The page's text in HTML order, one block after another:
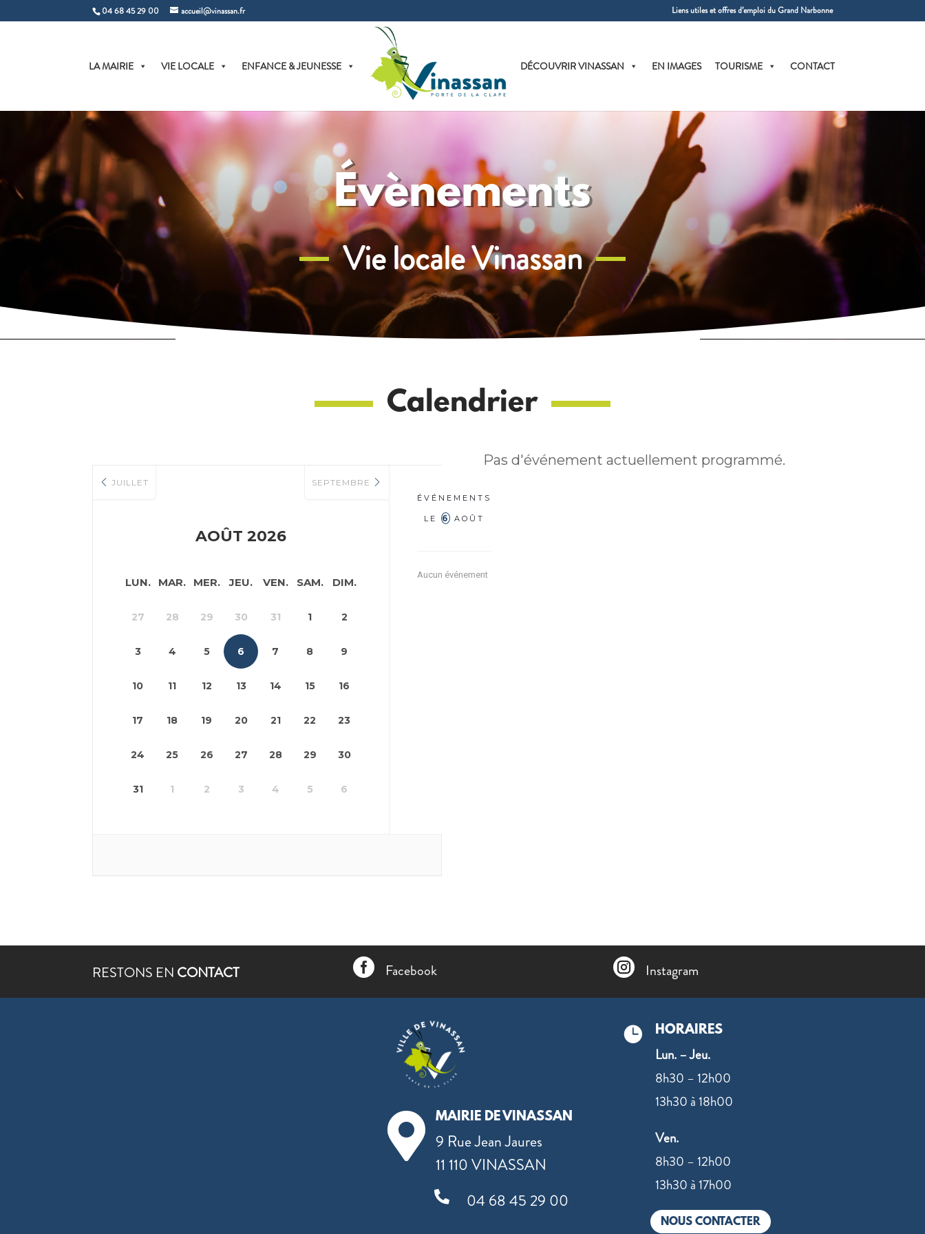
04 68 45 29 00 accueil@vinassan.fr Liens utiles et offres d’emploi du Grand Narbonne
LA MAIRIE VIE LOCALE ENFANCE & JEUNESSE DÉCOUVRIR VINASSAN EN IMAGES TOURISME CONTACT
Évènements
Vie locale Vinassan
Calendrier
JUILLET
AOÛT 2026
SEPTEMBRE
LUN. MAR. MER. JEU. VEN. SAM. DIM.
27 28 29 30 31 1 2
3 4 5 6 7 8 9
10 11 12 13 14 15 16
17 18 19 20 21 22 23
24 25 26 27 28 29 30
31 1 2 3 4 5 6
ÉVÉNEMENTS
LE6 AOÛT
Aucun événement
Pas d'événement actuellement programmé.
RESTONS EN CONTACT  Facebook  Instagram
 MAIRIE DE VINASSAN
9 Rue Jean Jaures
11 110 VINASSAN
 04 68 45 29 00
 HORAIRES
Lun. – Jeu.
8h30 – 12h00
13h30 à 18h00
Ven.
8h30 – 12h00
13h30 à 17h00
NOUS CONTACTER